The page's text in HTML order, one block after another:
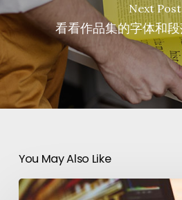
Next Post
看看作品集的字体和
You May Also Like